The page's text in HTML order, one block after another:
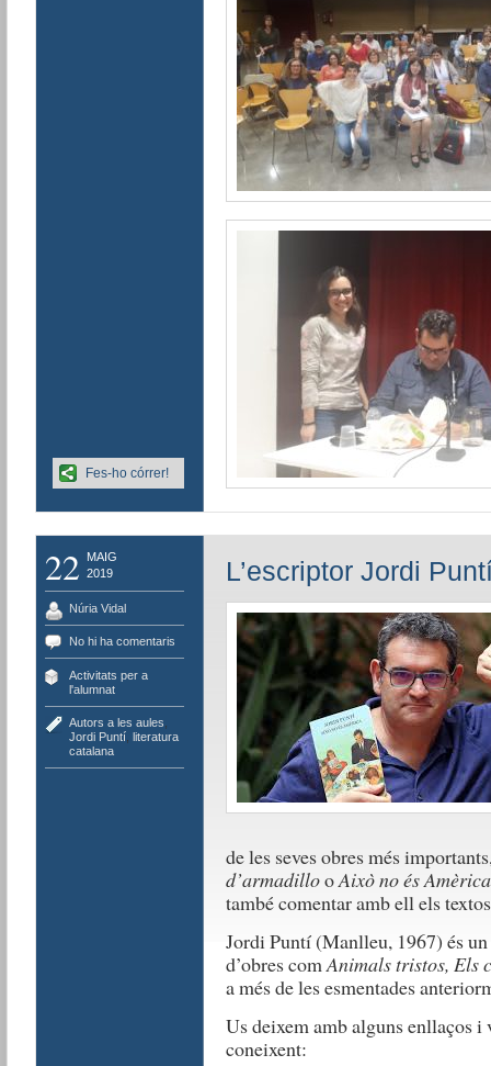
Fes-ho córrer!
22
MAIG
2019
Núria Vidal
No hi ha comentaris
Activitats per a
l'alumnat
Autors a les aules
Jordi Puntí, literatura
catalana
L’escriptor Jordi
de les seves obres més
d’armadillooAixò no és Amèrica
també comentar amb ell els
Jordi Puntí (Manlleu, 1967) és
d’obres comAnimals tristos, Els
a més de les esmentades
Us deixem amb alguns enllaços i
coneixent: